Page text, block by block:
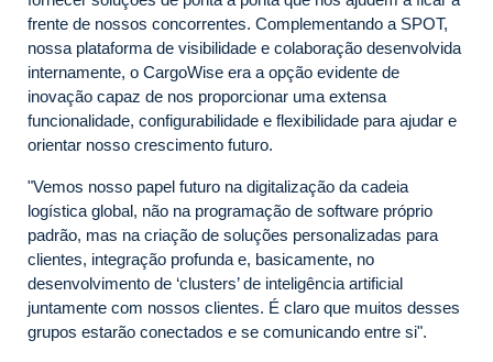
frente de nossos concorrentes. Complementando a SPOT,
nossa plataforma de visibilidade e colaboração desenvolvida
internamente, o CargoWise era a opção evidente de
inovação capaz de nos proporcionar uma extensa
funcionalidade, configurabilidade e flexibilidade para ajudar e
orientar nosso crescimento futuro.
"Vemos nosso papel futuro na digitalização da cadeia
logística global, não na programação de software próprio
padrão, mas na criação de soluções personalizadas para
clientes, integração profunda e, basicamente, no
desenvolvimento de ‘clusters’ de inteligência artificial
juntamente com nossos clientes. É claro que muitos desses
grupos estarão conectados e se comunicando entre si".